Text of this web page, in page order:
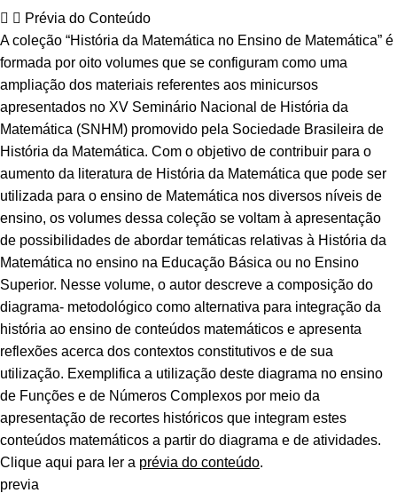
Prévia do Conteúdo
A coleção “História da Matemática no Ensino de Matemática” é
formada por oito volumes que se configuram como uma
ampliação dos materiais referentes aos minicursos
apresentados no XV Seminário Nacional de História da
Matemática (SNHM) promovido pela Sociedade Brasileira de
História da Matemática. Com o objetivo de contribuir para o
aumento da literatura de História da Matemática que pode ser
utilizada para o ensino de Matemática nos diversos níveis de
ensino, os volumes dessa coleção se voltam à apresentação
de possibilidades de abordar temáticas relativas à História da
Matemática no ensino na Educação Básica ou no Ensino
Superior. Nesse volume, o autor descreve a composição do
diagrama- metodológico como alternativa para integração da
história ao ensino de conteúdos matemáticos e apresenta
reflexões acerca dos contextos constitutivos e de sua
utilização. Exemplifica a utilização deste diagrama no ensino
de Funções e de Números Complexos por meio da
apresentação de recortes históricos que integram estes
conteúdos matemáticos a partir do diagrama e de atividades.
Clique aqui para ler a prévia do conteúdo.
previa